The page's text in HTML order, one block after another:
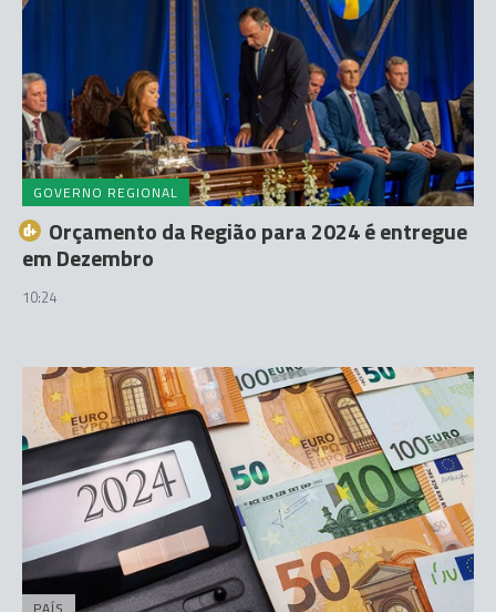
GOVERNO REGIONAL
Orçamento da Região para 2024 é entregue
em Dezembro
10:24
PAÍS